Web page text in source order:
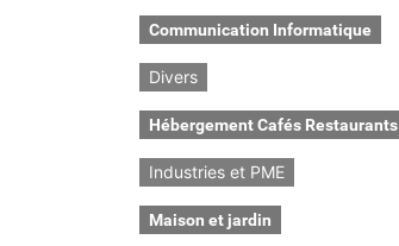
Communication Informatique
Divers
Hébergement Cafés Restaurants
Industries et PME
Maison et jardin